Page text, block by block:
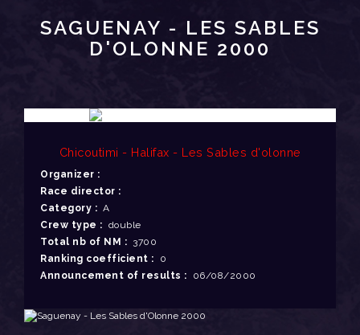
SAGUENAY - LES SABLES
D'OLONNE 2000
Chicoutimi - Halifax - Les Sables d'olonne
Organizer :
Race director :
Category : A
Crew type : double
Total nb of NM : 3700
Ranking coefficient : 0
Announcement of results : 06/08/2000